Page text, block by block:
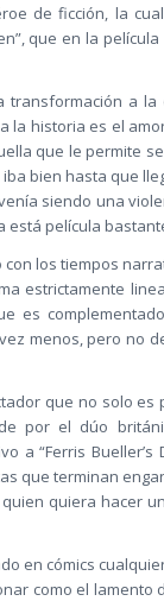
de ficción, la
que en la
transformación a
historia es el
que le permite
bien hasta que
siendo una
película
los tiempos
estrictamente
es
menos, pero no
que no solo es
por el dúo
a “Ferris
que terminan
quiera hacer
en cómics
como el lamento